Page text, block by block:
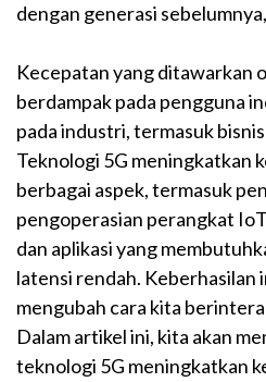
dengan generasi
Kecepatan yang ditawarkan
berdampak pada pengguna
pada industri, termasuk
Teknologi 5G meningkatkan
berbagai aspek, termasuk
pengoperasian perangkat
dan aplikasi yang
latensi rendah. Keberhasilan
mengubah cara kita
Dalam artikel ini, kita akan
teknologi 5G meningkatkan